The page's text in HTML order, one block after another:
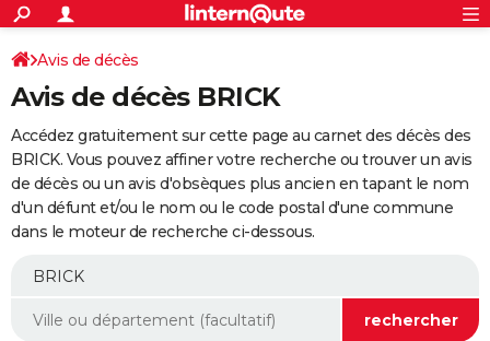
ACTUALITÉS
Politique
Société
Faits Divers
Education
Monde
Villes
+
SPORT
Coupe du monde 2026
Football
Tennis
Cyclisme
Rugby
Forum
Programme TV
TNT
Streaming
Cinéma
Sorties cinéma
Musique
+
FINANCE
Retraite
Impôts
Epargne
Immobilier
Risques naturels par ville
Banque
Assurance
Crédit
AUTO
Essais
Réserver un essai
Citadines
Berlines
SUV
Forum auto
+
Mobiles
Meilleur smartphone
Internet
Ordinateurs
Jeux vidéo
Guide high-tech
Aménagement intérieur
Avis de décès
Avis de décès BRICK
Accédez gratuitement sur cette page au carnet des décès des
BRICK. Vous pouvez affiner votre recherche ou trouver un avis
de décès ou un avis d'obsèques plus ancien en tapant le nom
d'un défunt et/ou le nom ou le code postal d'une commune
dans le moteur de recherche ci-dessous.